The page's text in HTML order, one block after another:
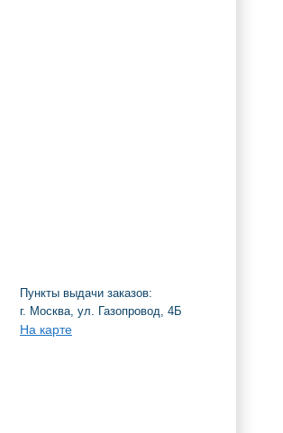
Пункты выдачи заказов:
г. Москва, ул. Газопровод, 4Б
На карте